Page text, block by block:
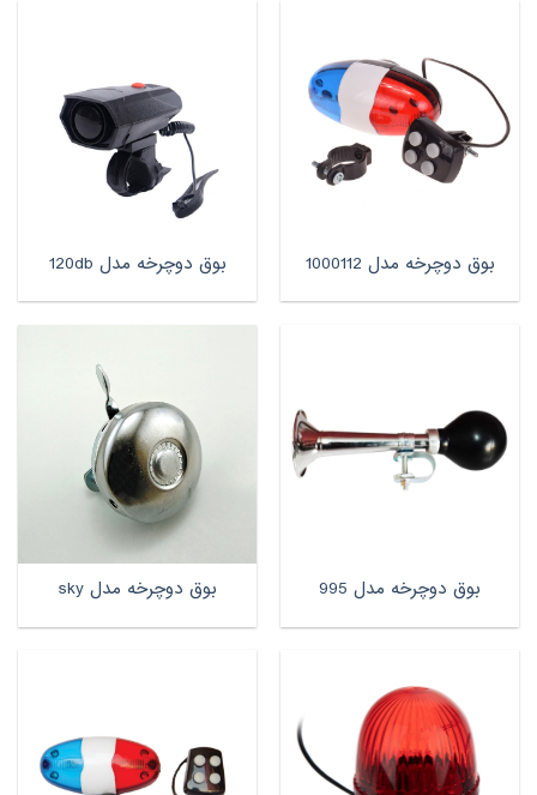
بوق دوچرخه مدل 1000112 بوق دوچرخه مدل 120db
بوق دوچرخه مدل 995 بوق دوچرخه مدل sky